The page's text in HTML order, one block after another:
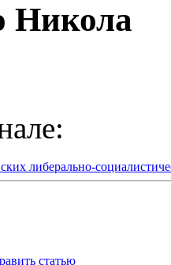
Никола
либерально-
статью